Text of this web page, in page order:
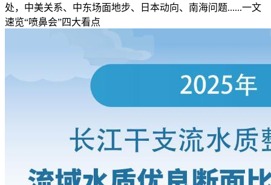
处，中美关系、中东场面地步、日本动向、南海问题......一文
速览“喷鼻会”四大看点